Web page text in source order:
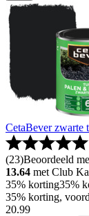
CetaBever zwarte
(23)Beoordeeld
13.64 met Club
35% korting35%
35% korting,
20.99